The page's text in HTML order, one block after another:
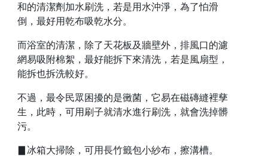
和的清潔劑加水刷洗，若是用水沖淨，為了怕滑
倒，最好用乾布吸乾水分。
而浴室的清潔，除了天花板及牆壁外，排風口的濾
網易吸附棉絮，最好能拆下來清洗，若是風扇型，
能拆也拆洗較好。
不過，最令民眾困擾的是黴菌，它易在磁磚縫裡孳
生，此時，可用刷子就清水進行刷洗，就會洗掉髒
污。
▊冰箱大掃除，可用長竹籤包小紗布，擦溝槽。